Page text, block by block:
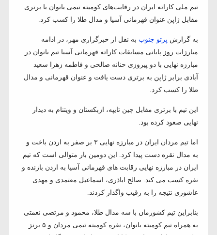
تیم ملی کاراته ایران در رقابت‌های کومیته تیمی بانوان با برتری
مقابل ژاپن عنوان قهرمانی آسیا و مدال طلا را کسب کرد.
به گزارش پرتو جنوب به نقل از خبرگزاری مهر، در ادامه
مبارزات روز پایانی مسابقات کاراته قهرمانی آسیا تیم بانوان در
مبارزه نهایی با دو پیروزی حنانه صالحی و فاطمه زهرا سعید
آبادی برابر ژاپن به برتری دست یافت و عنوان قهرمانی و مدال
طلا را کسب کرد.
این تیم با برتری مقابل چین تایپه، ازبکستان و ویتنام به دیدار
نهایی صعود کرده بود.
اما تیم مردان ایران در مبارزه نهایی ۳ بر صفر به اردن باخت و
به مدال نقره دست پیدا کرد. این دومین بار متوالی است که تیم
ایران در مبارزه نهایی رقابت های قهرمانی آسیا به اردن بازنده و
نقره کسب می کند. صالح اباذری، اسماعیل معتمدی و مهدی
عاشوری نتیجه را به رقیب واگذار کردند.
بنابراین تیم کشورمان با سه مدال طلا، محمود و مرتضی نعمتی
به همراه تیم کومیته بانوان، نقره کومیته تیمی مردان و ۵ برنز